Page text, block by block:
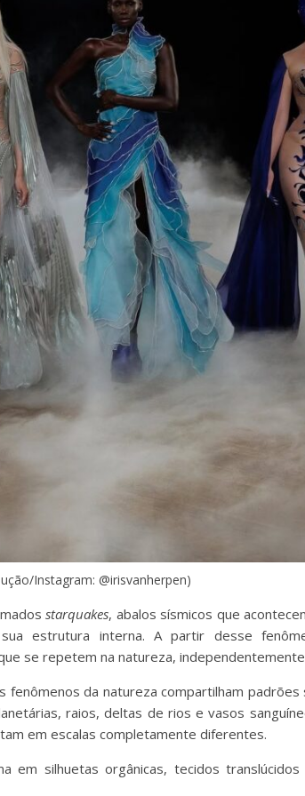
Instagram: @irisvanherpen)
starquakes, abalos sísmicos que
estrutura interna. A partir desse
se repetem na natureza, independentemente
fenômenos da natureza compartilham padrões
raios, deltas de rios e vasos
em escalas completamente diferentes.
em silhuetas orgânicas, tecidos